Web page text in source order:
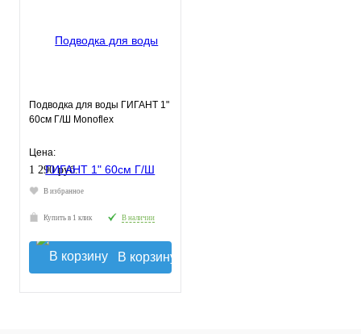
Подводка для воды ГИГАНТ 1"
60см Г/Ш Monoflex
Цена:
1 290 руб.
В избранное
Купить в 1 клик В наличии
В корзину